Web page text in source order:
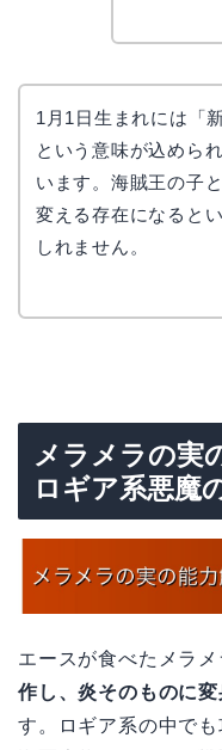
1月1日生まれには「
という意味が込めら
います。海賊王の子
変える存在になると
しれません。
メラメラの実
ロギア系悪魔
エースが食べたメラメ
作し、炎そのものに
す。ロギア系の中でも